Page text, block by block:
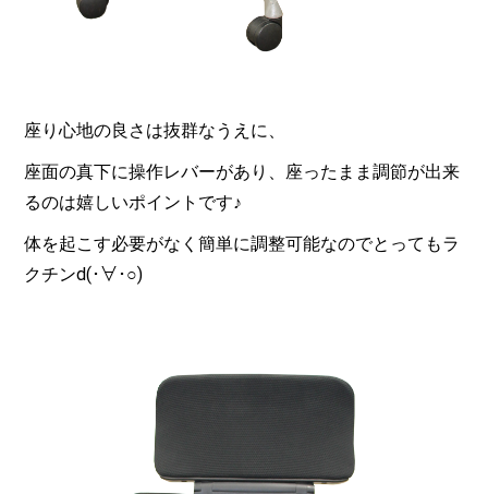
座り心地の良さは抜群なうえに、
座面の真下に操作レバーがあり、座ったまま調節が出来
るのは嬉しいポイントです♪
体を起こす必要がなく簡単に調整可能なのでとってもラ
クチンd(･∀･○)